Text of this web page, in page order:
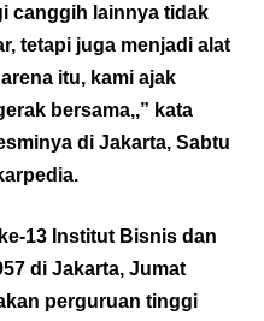
canggih lainnya tidak
tetapi juga menjadi alat
itu, kami ajak
bersama,,” kata
di Jakarta, Sabtu
.
13 Institut Bisnis dan
di Jakarta, Jumat
perguruan tinggi